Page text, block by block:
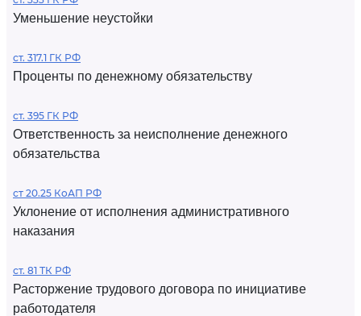
Уменьшение неустойки
ст. 317.1 ГК РФ
Проценты по денежному обязательству
ст. 395 ГК РФ
Ответственность за неисполнение денежного
обязательства
ст 20.25 КоАП РФ
Уклонение от исполнения административного
наказания
ст. 81 ТК РФ
Расторжение трудового договора по инициативе
работодателя